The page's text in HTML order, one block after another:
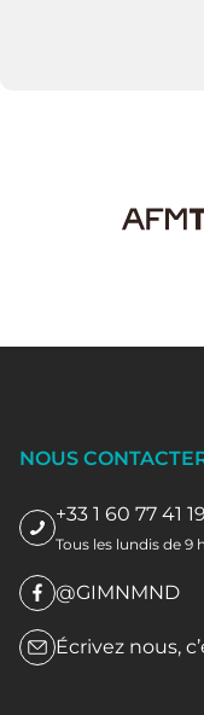
NOUS
+33 1 60 77 41 19
Tous les lundis de 9
@GIMNMND
Écrivez nous,